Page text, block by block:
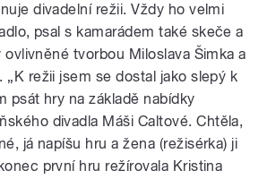
divadelní režii. Vždy ho velmi
psal s kamarádem také skeče a
tvorbou Miloslava Šimka a
„K režii jsem se dostal jako slepý k
psát hry na základě nabídky
divadla Máši Caltové. Chtěla,
já napíšu hru a žena (režisérka) ji
první hru režírovala Kristina